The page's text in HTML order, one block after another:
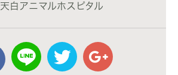
天白アニマルホスピタル